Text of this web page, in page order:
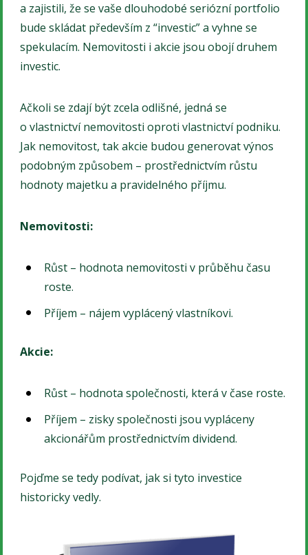
a zajistili, že se vaše dlouhodobé seriózní portfolio
bude skládat především z “investic” a vyhne se
spekulacím. Nemovitosti i akcie jsou obojí druhem
investic.
Ačkoli se zdají být zcela odlišné, jedná se
o vlastnictví nemovitosti oproti vlastnictví podniku.
Jak nemovitost, tak akcie budou generovat výnos
podobným způsobem – prostřednictvím růstu
hodnoty majetku a pravidelného příjmu.
Nemovitosti:
Růst – hodnota nemovitosti v průběhu času
roste.
Příjem – nájem vyplácený vlastníkovi.
Akcie:
Růst – hodnota společnosti, která v čase roste.
Příjem – zisky společnosti jsou vypláceny
akcionářům prostřednictvím dividend.
Pojďme se tedy podívat, jak si tyto investice
historicky vedly.